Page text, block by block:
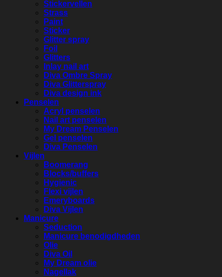
Stickervellen
Strass
Paint
Sticker
Glitter spray
Foil
Glitters
Inlay nail art
Diva Ombre Spray
Diva Glitterspray
Diva design ink
Penselen
Acryl penselen
Nail art penselen
My Dream Penselen
Gel penselen
Diva Penselen
Vijlen
Boomerang
Blocks/buffers
Hygienic
Flexi vijlen
Emeryboards
Diva Vijlen
Manicure
Seduction
Manicure benodigdheden
Olie
Diva Oil
My Dream olie
Nagellak